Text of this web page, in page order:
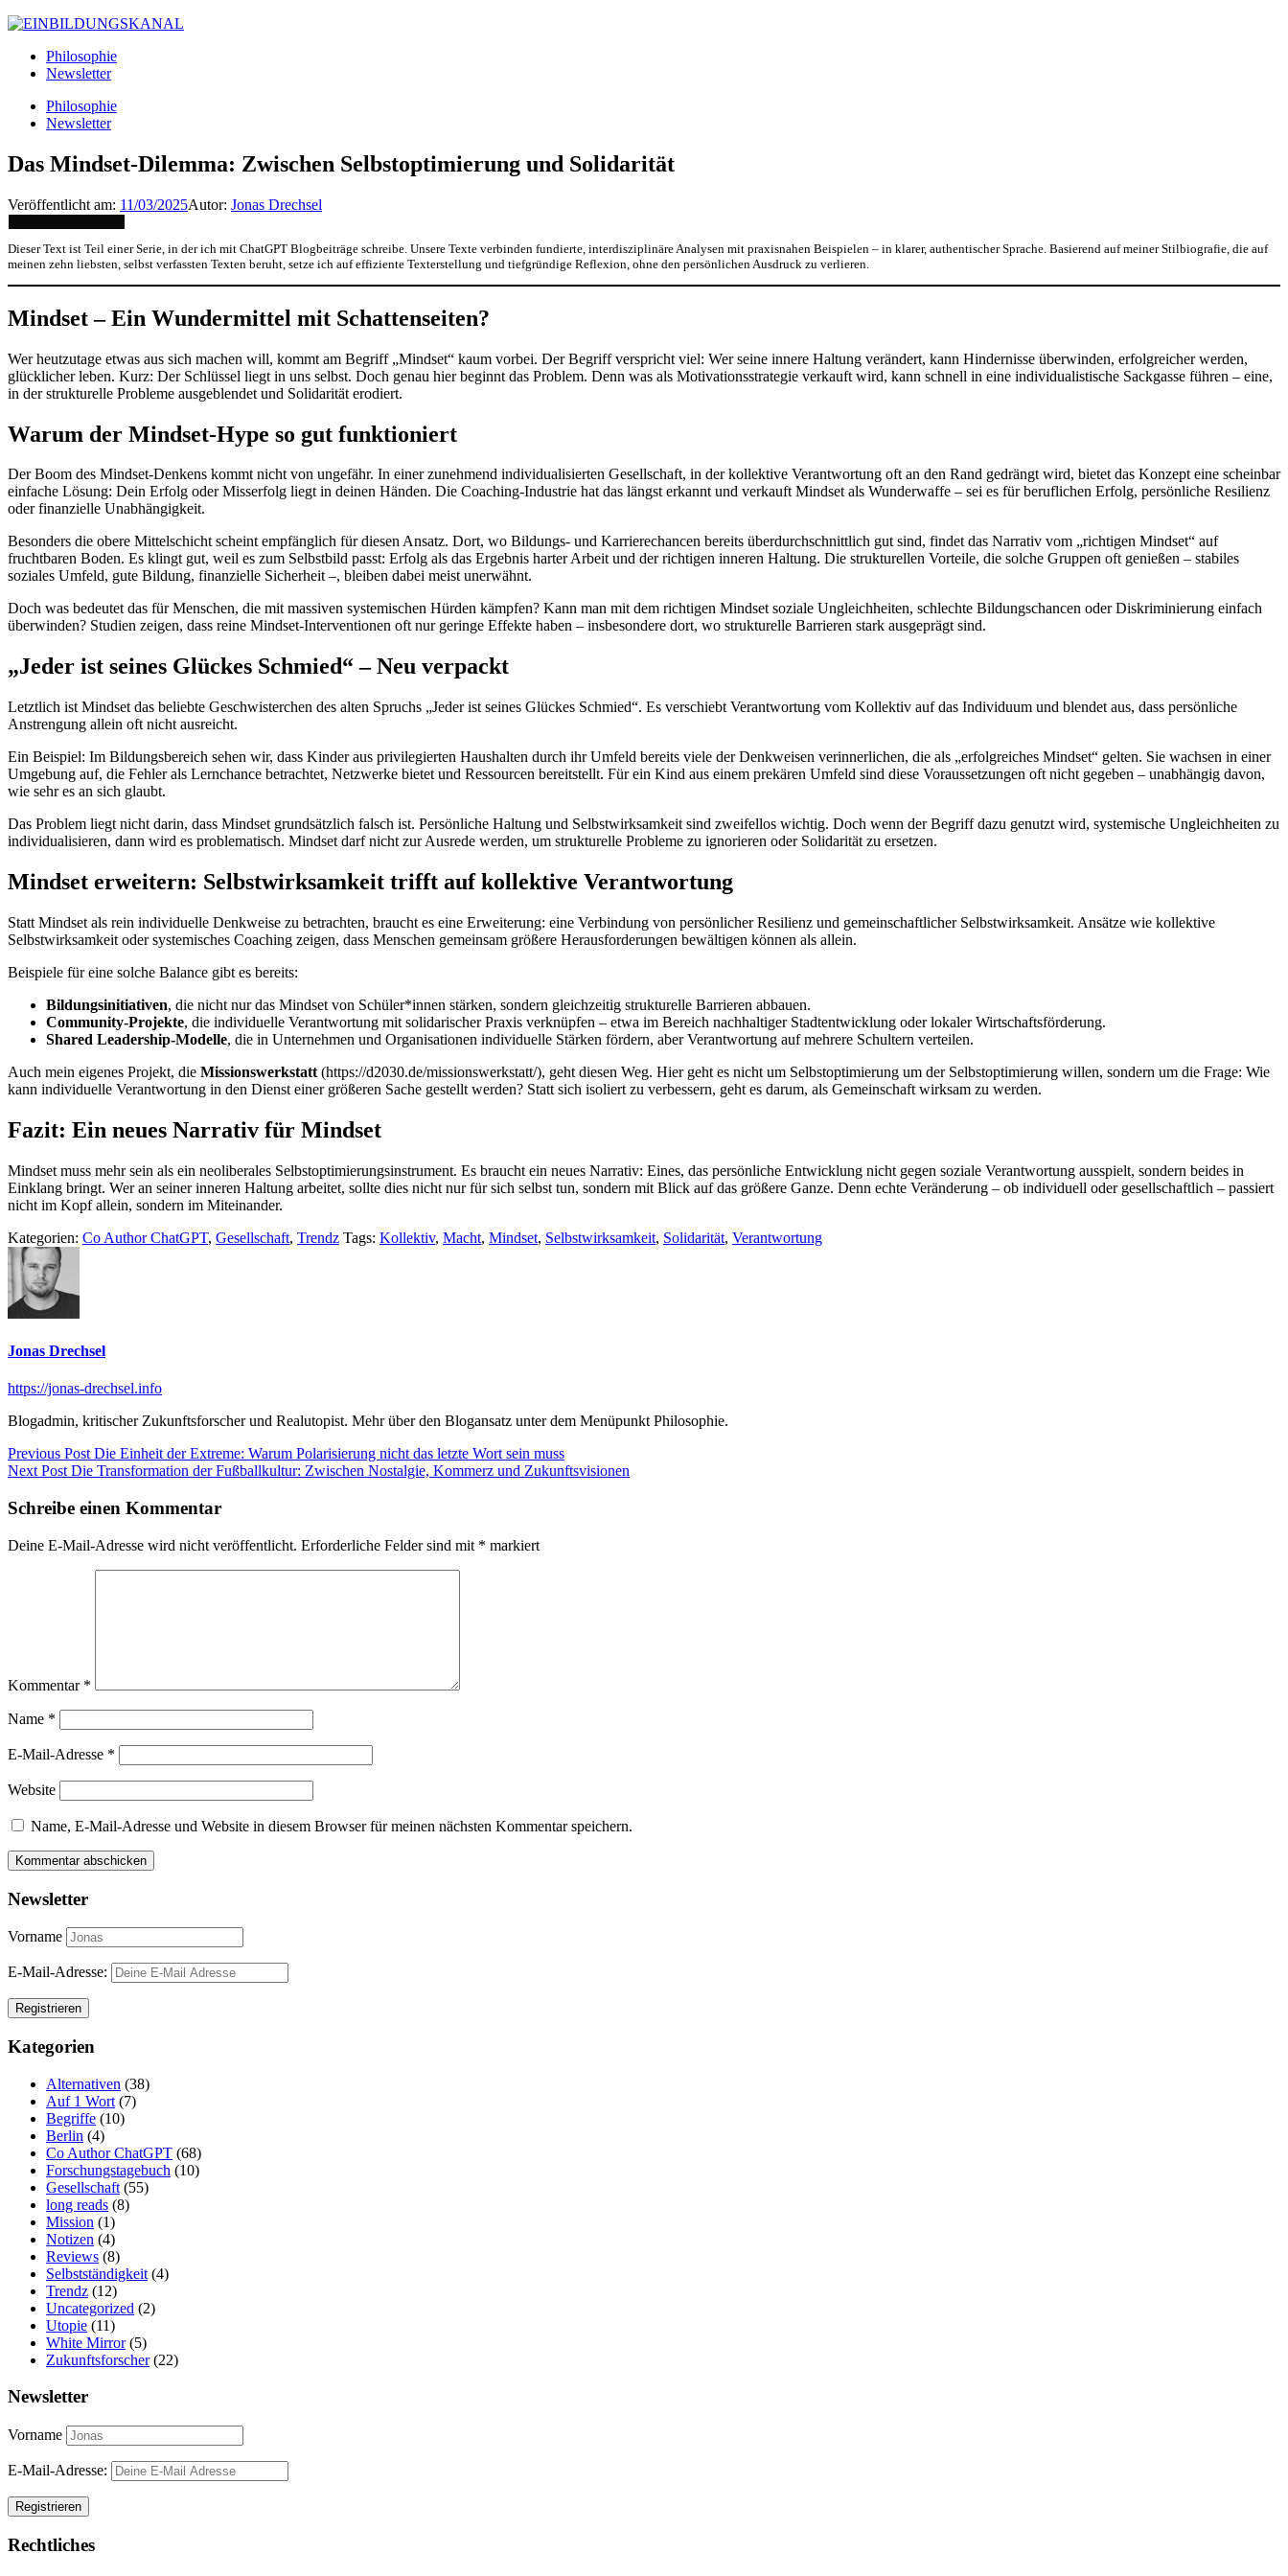
Philosophie
Newsletter
Philosophie
Newsletter
Das Mindset-Dilemma: Zwischen Selbstoptimierung und Solidarität
Veröffentlicht am: 11/03/2025Autor: Jonas Drechsel
Dieser Text ist Teil einer Serie, in der ich mit ChatGPT Blogbeiträge schreibe. Unsere Texte verbinden fundierte, interdisziplinäre Analysen mit praxisnahen Beispielen – in klarer, authentischer Sprache. Basierend auf meiner Stilbiografie, die auf
meinen zehn liebsten, selbst verfassten Texten beruht, setze ich auf effiziente Texterstellung und tiefgründige Reflexion, ohne den persönlichen Ausdruck zu verlieren.
Mindset – Ein Wundermittel mit Schattenseiten?
Wer heutzutage etwas aus sich machen will, kommt am Begriff „Mindset“ kaum vorbei. Der Begriff verspricht viel: Wer seine innere Haltung verändert, kann Hindernisse überwinden, erfolgreicher werden,
glücklicher leben. Kurz: Der Schlüssel liegt in uns selbst. Doch genau hier beginnt das Problem. Denn was als Motivationsstrategie verkauft wird, kann schnell in eine individualistische Sackgasse führen – eine,
in der strukturelle Probleme ausgeblendet und Solidarität erodiert.
Warum der Mindset-Hype so gut funktioniert
Der Boom des Mindset-Denkens kommt nicht von ungefähr. In einer zunehmend individualisierten Gesellschaft, in der kollektive Verantwortung oft an den Rand gedrängt wird, bietet das Konzept eine scheinbar
einfache Lösung: Dein Erfolg oder Misserfolg liegt in deinen Händen. Die Coaching-Industrie hat das längst erkannt und verkauft Mindset als Wunderwaffe – sei es für beruflichen Erfolg, persönliche Resilienz
oder finanzielle Unabhängigkeit.
Besonders die obere Mittelschicht scheint empfänglich für diesen Ansatz. Dort, wo Bildungs- und Karrierechancen bereits überdurchschnittlich gut sind, findet das Narrativ vom „richtigen Mindset“ auf
fruchtbaren Boden. Es klingt gut, weil es zum Selbstbild passt: Erfolg als das Ergebnis harter Arbeit und der richtigen inneren Haltung. Die strukturellen Vorteile, die solche Gruppen oft genießen – stabiles
soziales Umfeld, gute Bildung, finanzielle Sicherheit –, bleiben dabei meist unerwähnt.
Doch was bedeutet das für Menschen, die mit massiven systemischen Hürden kämpfen? Kann man mit dem richtigen Mindset soziale Ungleichheiten, schlechte Bildungschancen oder Diskriminierung einfach
überwinden? Studien zeigen, dass reine Mindset-Interventionen oft nur geringe Effekte haben – insbesondere dort, wo strukturelle Barrieren stark ausgeprägt sind.
„Jeder ist seines Glückes Schmied“ – Neu verpackt
Letztlich ist Mindset das beliebte Geschwisterchen des alten Spruchs „Jeder ist seines Glückes Schmied“. Es verschiebt Verantwortung vom Kollektiv auf das Individuum und blendet aus, dass persönliche
Anstrengung allein oft nicht ausreicht.
Ein Beispiel: Im Bildungsbereich sehen wir, dass Kinder aus privilegierten Haushalten durch ihr Umfeld bereits viele der Denkweisen verinnerlichen, die als „erfolgreiches Mindset“ gelten. Sie wachsen in einer
Umgebung auf, die Fehler als Lernchance betrachtet, Netzwerke bietet und Ressourcen bereitstellt. Für ein Kind aus einem prekären Umfeld sind diese Voraussetzungen oft nicht gegeben – unabhängig davon,
wie sehr es an sich glaubt.
Das Problem liegt nicht darin, dass Mindset grundsätzlich falsch ist. Persönliche Haltung und Selbstwirksamkeit sind zweifellos wichtig. Doch wenn der Begriff dazu genutzt wird, systemische Ungleichheiten zu
individualisieren, dann wird es problematisch. Mindset darf nicht zur Ausrede werden, um strukturelle Probleme zu ignorieren oder Solidarität zu ersetzen.
Mindset erweitern: Selbstwirksamkeit trifft auf kollektive Verantwortung
Statt Mindset als rein individuelle Denkweise zu betrachten, braucht es eine Erweiterung: eine Verbindung von persönlicher Resilienz und gemeinschaftlicher Selbstwirksamkeit. Ansätze wie kollektive
Selbstwirksamkeit oder systemisches Coaching zeigen, dass Menschen gemeinsam größere Herausforderungen bewältigen können als allein.
Beispiele für eine solche Balance gibt es bereits:
Bildungsinitiativen, die nicht nur das Mindset von Schüler*innen stärken, sondern gleichzeitig strukturelle Barrieren abbauen.
Community-Projekte, die individuelle Verantwortung mit solidarischer Praxis verknüpfen – etwa im Bereich nachhaltiger Stadtentwicklung oder lokaler Wirtschaftsförderung.
Shared Leadership-Modelle, die in Unternehmen und Organisationen individuelle Stärken fördern, aber Verantwortung auf mehrere Schultern verteilen.
Auch mein eigenes Projekt, die Missionswerkstatt (https://d2030.de/missionswerkstatt/), geht diesen Weg. Hier geht es nicht um Selbstoptimierung um der Selbstoptimierung willen, sondern um die Frage: Wie
kann individuelle Verantwortung in den Dienst einer größeren Sache gestellt werden? Statt sich isoliert zu verbessern, geht es darum, als Gemeinschaft wirksam zu werden.
Fazit: Ein neues Narrativ für Mindset
Mindset muss mehr sein als ein neoliberales Selbstoptimierungsinstrument. Es braucht ein neues Narrativ: Eines, das persönliche Entwicklung nicht gegen soziale Verantwortung ausspielt, sondern beides in
Einklang bringt. Wer an seiner inneren Haltung arbeitet, sollte dies nicht nur für sich selbst tun, sondern mit Blick auf das größere Ganze. Denn echte Veränderung – ob individuell oder gesellschaftlich – passiert
nicht im Kopf allein, sondern im Miteinander.
Kategorien: Co Author ChatGPT, Gesellschaft, Trendz Tags: Kollektiv, Macht, Mindset, Selbstwirksamkeit, Solidarität, Verantwortung
Jonas Drechsel
https://jonas-drechsel.info
Blogadmin, kritischer Zukunftsforscher und Realutopist. Mehr über den Blogansatz unter dem Menüpunkt Philosophie.
Beitragsnavigation
Previous Post Previous
post:
Die Einheit der Extreme: Warum Polarisierung nicht das letzte Wort sein muss
Next Post Next
Die Transformation der Fußballkultur: Zwischen Nostalgie, Kommerz und Zukunftsvisionen
Schreibe einen Kommentar
Deine E-Mail-Adresse wird nicht veröffentlicht. Erforderliche Felder sind mit * markiert
Kommentar *
Name *
E-Mail-Adresse *
Website
Name, E-Mail-Adresse und Website in diesem Browser für meinen nächsten Kommentar speichern.
Newsletter
Vorname
E-Mail-Adresse:
Kategorien
Alternativen (38)
Auf 1 Wort (7)
Begriffe (10)
Berlin (4)
Co Author ChatGPT (68)
Forschungstagebuch (10)
Gesellschaft (55)
long reads (8)
Mission (1)
Notizen (4)
Reviews (8)
Selbstständigkeit (4)
Trendz (12)
Uncategorized (2)
Utopie (11)
White Mirror(5)
Zukunftsforscher(22)
Newsletter
Vorname
E-Mail-Adresse:
Rechtliches